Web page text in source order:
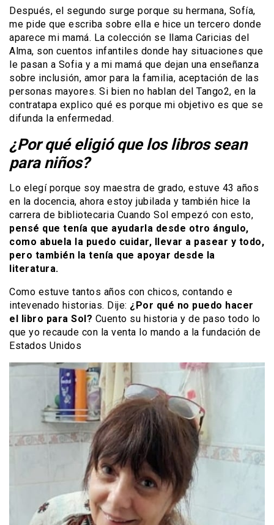
Después, el segundo surge porque su hermana, Sofía,
me pide que escriba sobre ella e hice un tercero donde
aparece mi mamá. La colección se llama Caricias del
Alma, son cuentos infantiles donde hay situaciones que
le pasan a Sofia y a mi mamá que dejan una enseñanza
sobre inclusión, amor para la familia, aceptación de las
personas mayores. Si bien no hablan del Tango2, en la
contratapa explico qué es porque mi objetivo es que se
difunda la enfermedad.
¿Por qué eligió que los libros sean
para niños?
Lo elegí porque soy maestra de grado, estuve 43 años
en la docencia, ahora estoy jubilada y también hice la
carrera de bibliotecaria Cuando Sol empezó con esto,
pensé que tenía que ayudarla desde otro ángulo,
como abuela la puedo cuidar, llevar a pasear y todo,
pero también la tenía que apoyar desde la
literatura.
Como estuve tantos años con chicos, contando e
intevenado historias. Dije: ¿Por qué no puedo hacer
el libro para Sol? Cuento su historia y de paso todo lo
que yo recaude con la venta lo mando a la fundación de
Estados Unidos